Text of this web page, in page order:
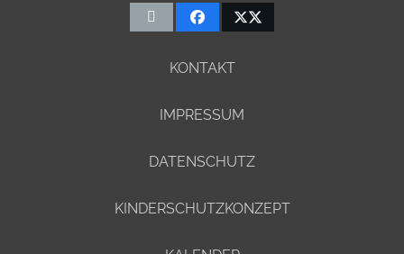
KONTAKT
IMPRESSUM
DATENSCHUTZ
KINDERSCHUTZKONZEPT